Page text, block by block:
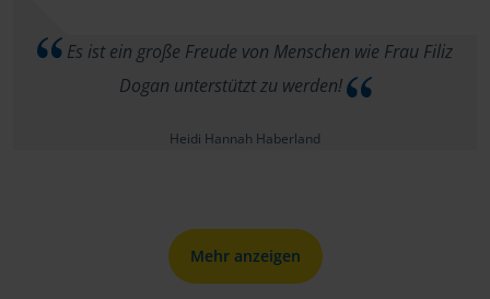
Es ist ein große Freude von Menschen wie Frau Filiz
Dogan unterstützt zu werden!
Heidi Hannah Haberland
Mehr anzeigen